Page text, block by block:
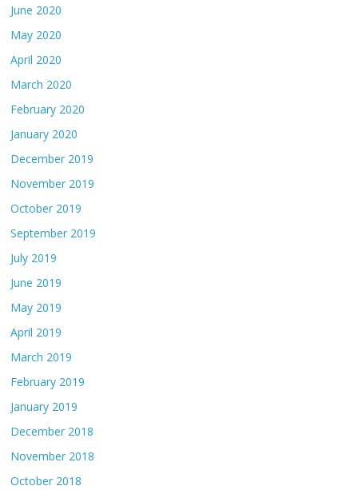
June 2020
May 2020
April 2020
March 2020
February 2020
January 2020
December 2019
November 2019
October 2019
September 2019
July 2019
June 2019
May 2019
April 2019
March 2019
February 2019
January 2019
December 2018
November 2018
October 2018